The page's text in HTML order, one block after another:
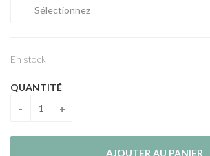
En stock
QUANTITÉ